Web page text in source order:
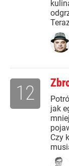
jak
Czy
12